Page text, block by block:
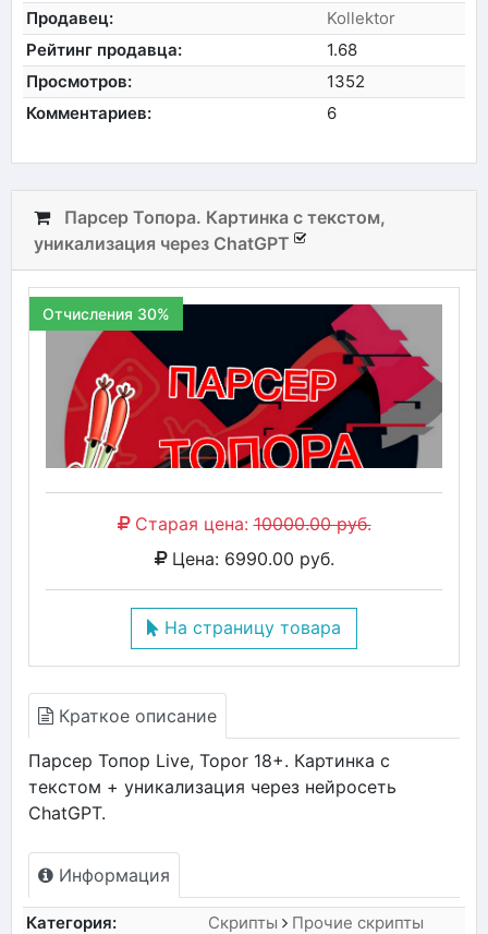
Продавец:
Kollektor
Рейтинг продавца:
1.68
Просмотров:
1352
Комментариев:
6
Парсер Топора. Картинка с текстом,
уникализация через ChatGPT
Отчисления 30%
Старая цена:10000.00 руб.
Цена: 6990.00 руб.
На страницу товара
Краткое описание
Парсер Топор Live, Topor 18+. Картинка с
текстом + уникализация через нейросеть
ChatGPT.
Информация
Категория: Скрипты
Прочие скрипты